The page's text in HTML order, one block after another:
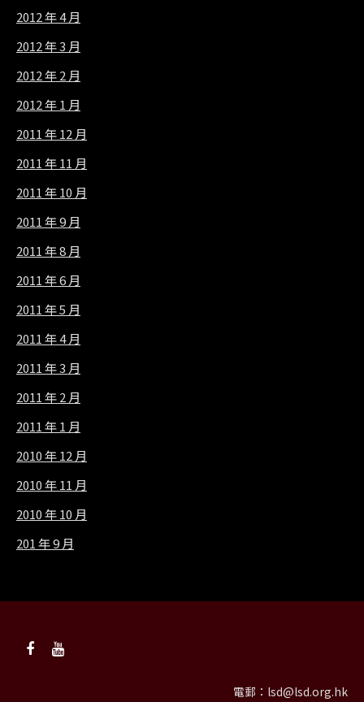
2012 年 4 月
2012 年 3 月
2012 年 2 月
2012 年 1 月
2011 年 12 月
2011 年 11 月
2011 年 10 月
2011 年 9 月
2011 年 8 月
2011 年 6 月
2011 年 5 月
2011 年 4 月
2011 年 3 月
2011 年 2 月
2011 年 1 月
2010 年 12 月
2010 年 11 月
2010 年 10 月
201 年 9 月
電郵： lsd@lsd.org.hk